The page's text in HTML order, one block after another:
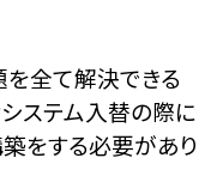
を全て解決できる
ステム入替の際に
をする必要があり